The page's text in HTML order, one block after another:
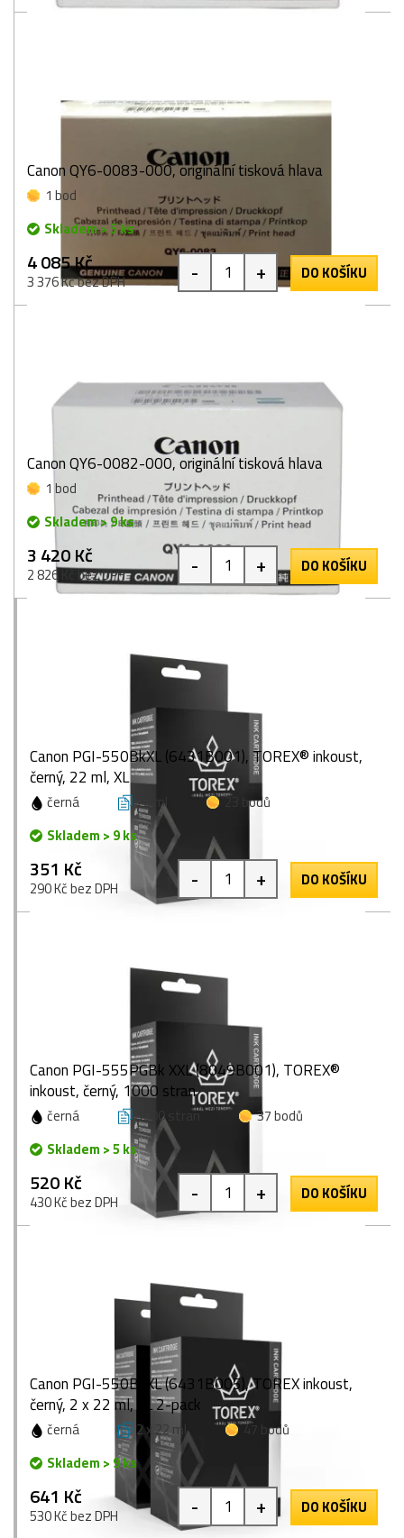
Canon QY6-0083-000, originální tisková hlava
1 bod
Skladem > 5 ks
4 085 Kč
3 376 Kč bez DPH - + DO KOŠÍKU
Canon QY6-0082-000, originální tisková hlava
1 bod
Skladem > 9 ks
3 420 Kč
2 826 Kč bez DPH - + DO KOŠÍKU
Canon PGI-550BkXL (6431B001), TOREX® inkoust,
černý, 22 ml, XL
černá 22 ml
23 bodů
Skladem > 9 ks
351 Kč
290 Kč bez DPH - + DO KOŠÍKU
Canon PGI-555PGBk XXL (8049B001), TOREX®
inkoust, černý, 1000 stran
černá 1000 stran
37 bodů
Skladem > 5 ks
520 Kč
430 Kč bez DPH - + DO KOŠÍKU
Canon PGI-550BkXL (6431B005), TOREX inkoust,
černý, 2 x 22 ml, XL 2-pack
černá 2 x 22 ml
47 bodů
Skladem > 9 ks
641 Kč
530 Kč bez DPH - + DO KOŠÍKU